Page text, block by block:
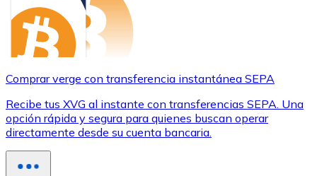
Comprar verge con transferencia instantánea SEPA
Recibe tus XVG al instante con transferencias SEPA. Una
opción rápida y segura para quienes buscan operar
directamente desde su cuenta bancaria.